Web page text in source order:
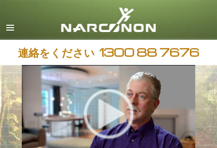
中国語（繁体字）
日本語
すべての地域/言語
連絡をください 1300 88 7676